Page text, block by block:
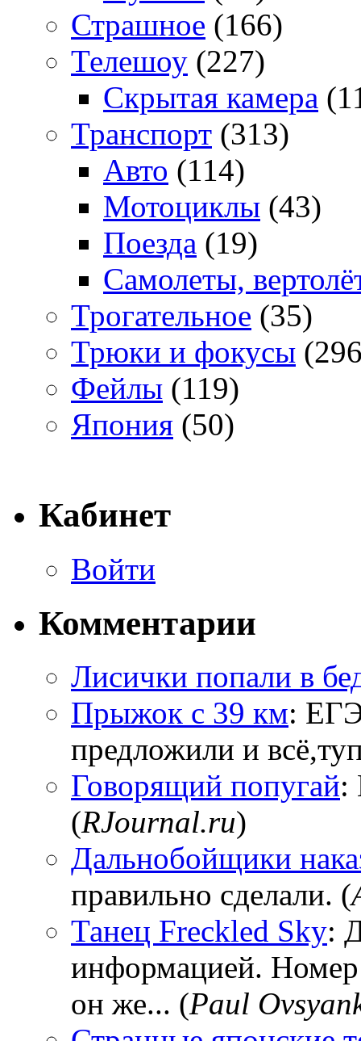
Страшное (166)
Телешоу (227)
Скрытая камера
Транспорт (313)
Авто (114)
Мотоциклы (43)
Поезда (19)
Самолеты,
Трогательное (35)
Трюки и фокусы
Фейлы (119)
Япония (50)
Кабинет
Войти
Комментарии
Лисички попали в
Прыжок с 39 км:
предложили и
Говорящий попугай:
(RJournal.ru)
Дальнобойщики
правильно сделали. (
Танец Freckled Sky:
информацией.
он же... (Paul